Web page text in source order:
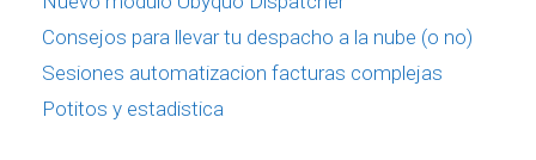
Consejos para llevar tu despacho a la nube (o no)
Sesiones automatizacion facturas complejas
Potitos y estadistica